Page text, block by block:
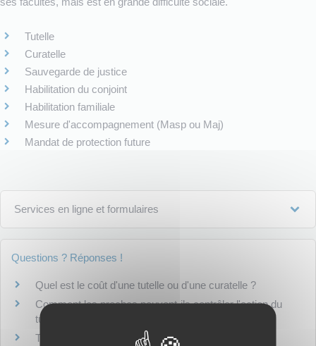
Tutelle
Curatelle
Sauvegarde de justice
Habilitation du conjoint
Habilitation familiale
Mesure d'accompagnement (Masp ou Maj)
Mandat de protection future
Services en ligne et formulaires
Questions ? Réponses !
Quel est le coût d'une tutelle ou d'une curatelle ?
Comment les proches peuvent-ils contrôler l'action du
tuteur ou du curateur ?
Tutelle, curatelle, sauvegarde de justice : quelles